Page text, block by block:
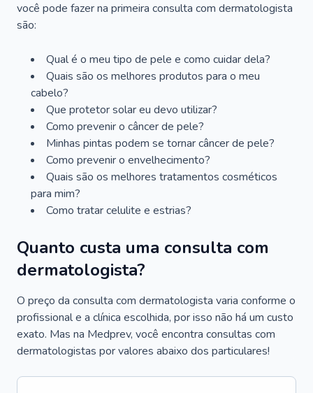
você pode fazer na primeira consulta com dermatologista
são:
Qual é o meu tipo de pele e como cuidar dela?
Quais são os melhores produtos para o meu
cabelo?
Que protetor solar eu devo utilizar?
Como prevenir o câncer de pele?
Minhas pintas podem se tornar câncer de pele?
Como prevenir o envelhecimento?
Quais são os melhores tratamentos cosméticos
para mim?
Como tratar celulite e estrias?
Quanto custa uma consulta com
dermatologista?
O preço da consulta com dermatologista varia conforme o
profissional e a clínica escolhida, por isso não há um custo
exato. Mas na Medprev, você encontra consultas com
dermatologistas por valores abaixo dos particulares!